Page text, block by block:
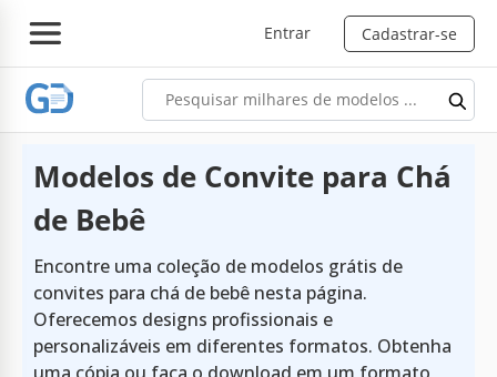
Entrar Cadastrar-se
Modelos de Convite para Chá
de Bebê
Encontre uma coleção de modelos grátis de
convites para chá de bebê nesta página.
Oferecemos designs profissionais e
personalizáveis em diferentes formatos. Obtenha
uma cópia ou faça o download em um formato